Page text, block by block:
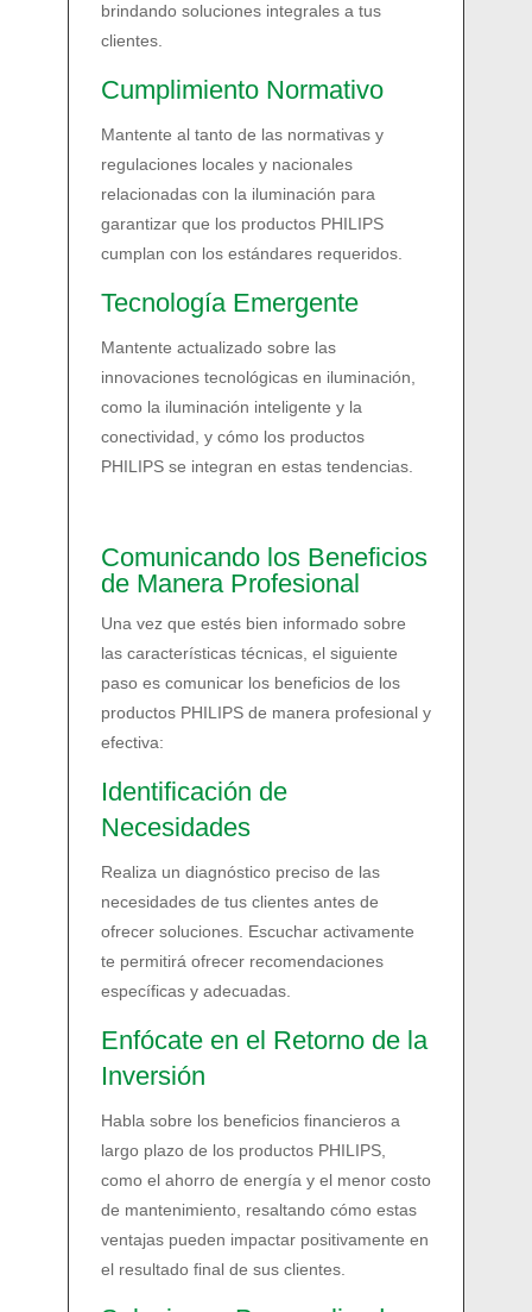
brindando soluciones integrales a tus
clientes.
Cumplimiento Normativo
Mantente al tanto de las normativas y
regulaciones locales y nacionales
relacionadas con la iluminación para
garantizar que los productos PHILIPS
cumplan con los estándares requeridos.
Tecnología Emergente
Mantente actualizado sobre las
innovaciones tecnológicas en iluminación,
como la iluminación inteligente y la
conectividad, y cómo los productos
PHILIPS se integran en estas tendencias.
Comunicando los Beneficios
de Manera Profesional
Una vez que estés bien informado sobre
las características técnicas, el siguiente
paso es comunicar los beneficios de los
productos PHILIPS de manera profesional y
efectiva:
Identificación de
Necesidades
Realiza un diagnóstico preciso de las
necesidades de tus clientes antes de
ofrecer soluciones. Escuchar activamente
te permitirá ofrecer recomendaciones
específicas y adecuadas.
Enfócate en el Retorno de la
Inversión
Habla sobre los beneficios financieros a
largo plazo de los productos PHILIPS,
como el ahorro de energía y el menor costo
de mantenimiento, resaltando cómo estas
ventajas pueden impactar positivamente en
el resultado final de sus clientes.